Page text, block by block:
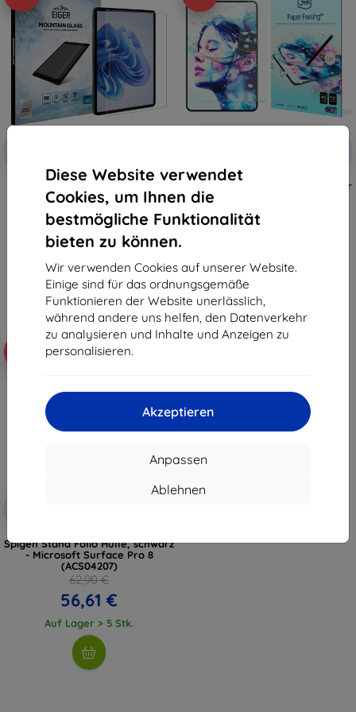
Diese Website verwendet
Cookies, um Ihnen die
bestmögliche Funktionalität
bieten zu können.
Wir verwenden Cookies auf unserer Website.
Einige sind für das ordnungsgemäße
Funktionieren der Website unerlässlich,
während andere uns helfen, den Datenverkehr
zu analysieren und Inhalte und Anzeigen zu
personalisieren.
Akzeptieren
Anpassen
Ablehnen
Eiger Mountain Hartglas-Schutz
2.5D für Microsoft Surface Pro 8
/ 9 / X (2019) / (2021)
(EGSP00892)
31,90 €
14,30 €
Letztes Stück auf Lager
3MK PaperFeeling Schutzfolie für
Microsoft Surface Pro 8 13" 2
24,89 €
Auf Lager > 5 Stk.
Spigen Stand Folio Hülle, schwarz
- Microsoft Surface Pro 8
(ACS04207)
62,90 €
56,61 €
Auf Lager > 5 Stk.